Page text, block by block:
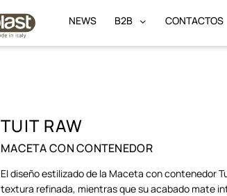
NEWS B2B CONTACTOS
TUIT RAW
MACETA CON CONTENEDOR
El diseño estilizado de la Maceta con contenedor
textura refinada, mientras que su acabado mate